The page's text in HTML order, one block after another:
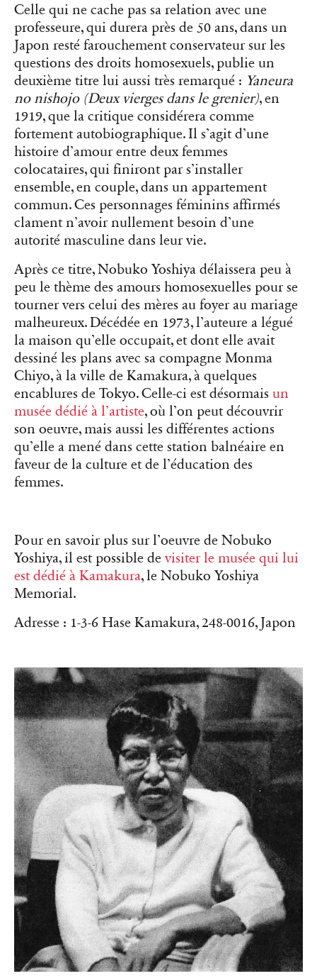
Celle qui ne cache pas sa relation avec une
professeure, qui durera près de 50 ans, dans un
Japon resté farouchement conservateur sur les
questions des droits homosexuels, publie un
deuxième titre lui aussi très remarqué : Yaneura
no nishojo (Deux vierges dans le grenier), en
1919, que la critique considérera comme
fortement autobiographique. Il s’agit d’une
histoire d’amour entre deux femmes
colocataires, qui finiront par s’installer
ensemble, en couple, dans un appartement
commun. Ces personnages féminins affirmés
clament n’avoir nullement besoin d’une
autorité masculine dans leur vie.
Après ce titre, Nobuko Yoshiya délaissera peu à
peu le thème des amours homosexuelles pour se
tourner vers celui des mères au foyer au mariage
malheureux. Décédée en 1973, l’auteure a légué
la maison qu’elle occupait, et dont elle avait
dessiné les plans avec sa compagne Monma
Chiyo, à la ville de Kamakura, à quelques
encablures de Tokyo. Celle-ci est désormais un
musée dédié à l’artiste, où l’on peut découvrir
son oeuvre, mais aussi les différentes actions
qu’elle a mené dans cette station balnéaire en
faveur de la culture et de l’éducation des
femmes.
Pour en savoir plus sur l’oeuvre de Nobuko
Yoshiya, il est possible de visiter le musée qui lui
est dédié à Kamakura, le Nobuko Yoshiya
Memorial.
Adresse : 1-3-6 Hase Kamakura, 248-0016, Japon